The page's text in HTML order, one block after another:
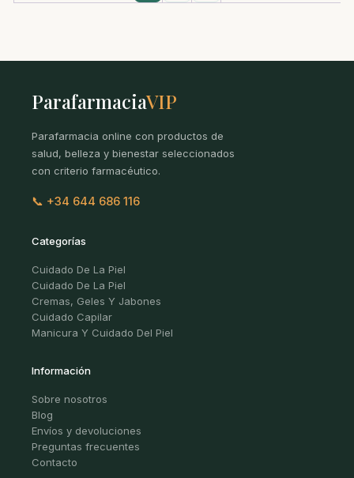
ParafarmaciaVIP
Parafarmacia online con productos de
salud, belleza y bienestar seleccionados
con criterio farmacéutico.
📞 +34 644 686 116
Categorías
Cuidado De La Piel
Cuidado De La Piel
Cremas, Geles Y Jabones
Cuidado Capilar
Manicura Y Cuidado Del Piel
Información
Sobre nosotros
Blog
Envíos y devoluciones
Preguntas frecuentes
Contacto